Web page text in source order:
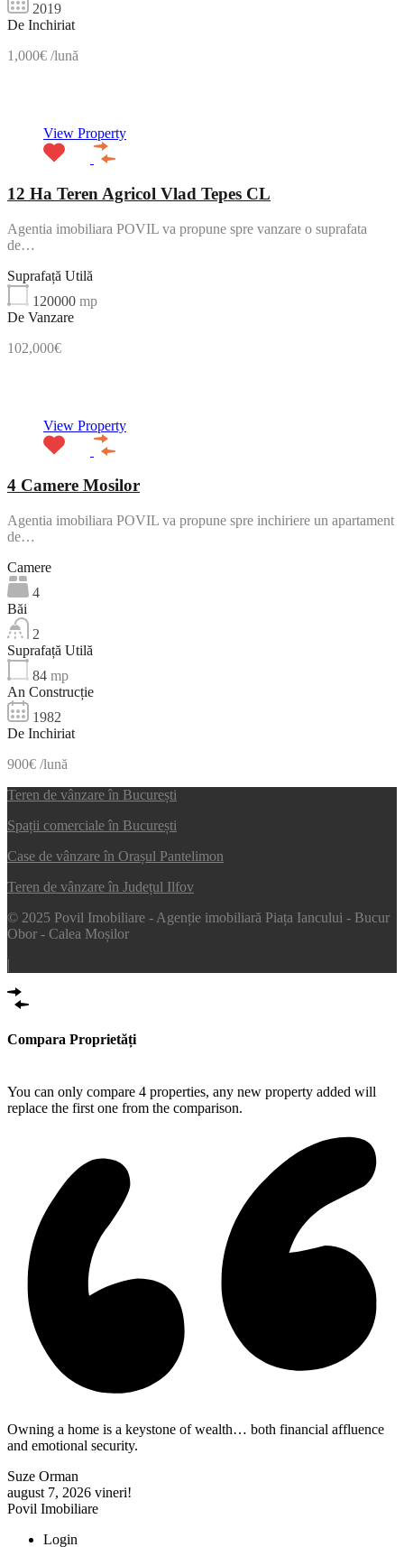
2019
De Inchiriat
1,000€ /lună
View Property
12 Ha Teren Agricol Vlad Tepes CL
Agentia imobiliara POVIL va propune spre vanzare o suprafata
de…
Suprafață Utilă
120000 mp
De Vanzare
102,000€
View Property
4 Camere Mosilor
Agentia imobiliara POVIL va propune spre inchiriere un apartament
de…
Camere
4
Băi
2
Suprafață Utilă
84 mp
An Construcție
1982
De Inchiriat
900€ /lună
Teren de vânzare în București
Spații comerciale în București
Case de vânzare în Orașul Pantelimon
Teren de vânzare în Județul Ilfov
© 2025 Povil Imobiliare - Agenție imobiliară Piața Iancului - Bucur
Obor - Calea Moșilor
|
Compara Proprietăți
You can only compare 4 properties, any new property added will
replace the first one from the comparison.
Owning a home is a keystone of wealth… both financial affluence
and emotional security.
Suze Orman
august 7, 2026 vineri!
Povil Imobiliare
Login